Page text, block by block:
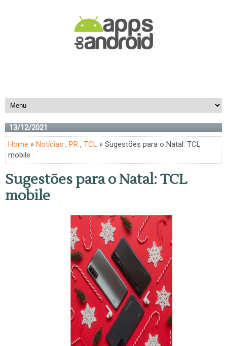
13/12/2021
Home » Notícias , PR , TCL » Sugestões para o Natal: TCL
mobile
Sugestões para o Natal: TCL
mobile